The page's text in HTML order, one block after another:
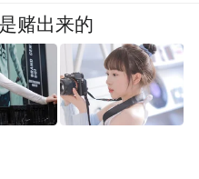
赌出来的